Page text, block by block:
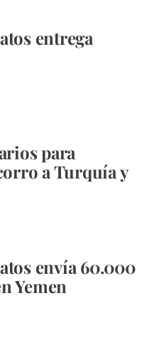
entrega
para
a Turquía y
envía 60.000
Yemen